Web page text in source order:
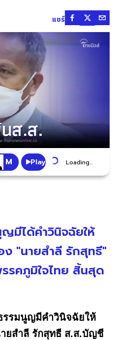
แชร์
Play Loading...
มีได้คำวินิจฉัยให้
"นายสำลี รักสุทธี"
รคภูมิใจไทย สิ้นสุด
รรมนูญมีคำวินิจฉัยให้
ยสำลี รักสุทธี ส.ส.บัญชี